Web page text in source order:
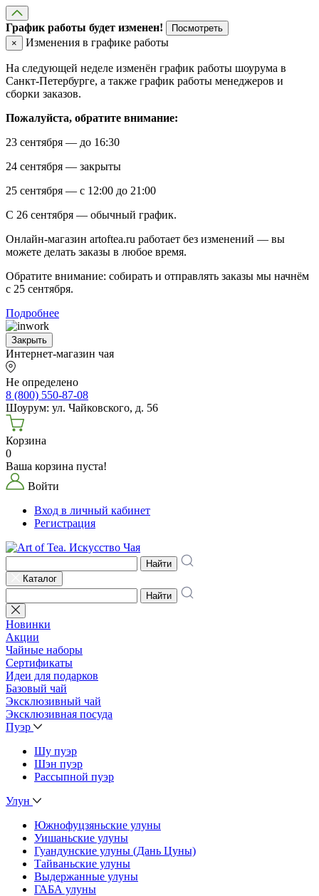
График работы будет изменен!
Посмотреть
×
Изменения в графике работы
На следующей неделе изменён график работы шоурума в
Санкт-Петербурге, а также график работы менеджеров и
сборки заказов.
Пожалуйста, обратите внимание:
23 сентября — до 16:30
24 сентября — закрыты
25 сентября — с 12:00 до 21:00
С 26 сентября — обычный график.
Онлайн-магазин artoftea.ru работает без изменений — вы
можете делать заказы в любое время.
Обратите внимание: собирать и отправлять заказы мы начнём
с 25 сентября.
Подробнее
Закрыть
Интернет-магазин чая
Не определено
8 (800) 550-87-08
Шоурум: ул. Чайковского, д. 56
Корзина
0
Ваша корзина пуста!
Войти
Вход в личный кабинет
Регистрация
Найти
Каталог
Найти
Новинки
Акции
Чайные наборы
Сертификаты
Идеи для подарков
Базовый чай
Эксклюзивный чай
Эксклюзивная посуда
Пуэр
Шу пуэр
Шэн пуэр
Рассыпной пуэр
Улун
Южнофуцзяньские улуны
Уишаньские улуны
Гуандунские улуны (Дань Цуны)
Тайваньские улуны
Выдержанные улуны
ГАБА улуны